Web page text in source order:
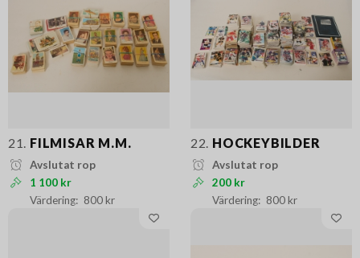
21. FILMISAR M.M.
Avslutat rop
1 100 kr
800 kr
22. HOCKEYBILDER
Avslutat rop
200 kr
800 kr